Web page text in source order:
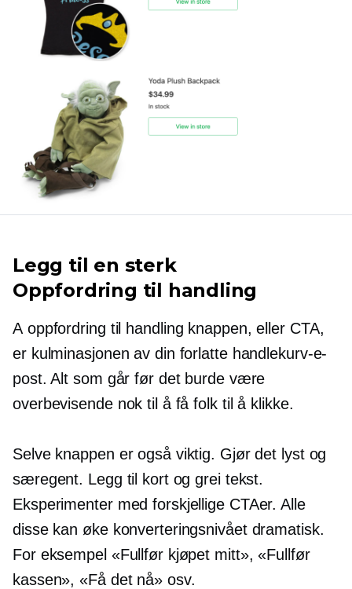
Legg til en sterk
Oppfordring til handling
A oppfordring til handling knappen, eller CTA,
er kulminasjonen av din forlatte handlekurv-e-
post. Alt som går før det burde være
overbevisende nok til å få folk til å klikke.
Selve knappen er også viktig. Gjør det lyst og
særegent. Legg til kort og grei tekst.
Eksperimenter med forskjellige CTAer. Alle
disse kan øke konverteringsnivået dramatisk.
For eksempel «Fullfør kjøpet mitt», «Fullfør
kassen», «Få det nå» osv.